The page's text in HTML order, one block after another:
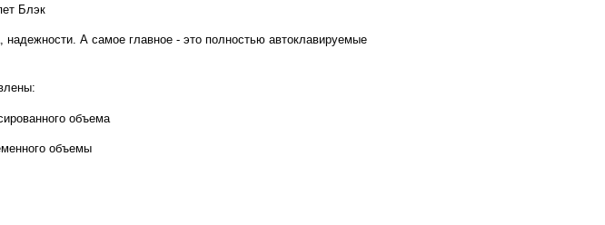
Блэк
А самое главное - это полностью автоклавируемые
объема
объемы